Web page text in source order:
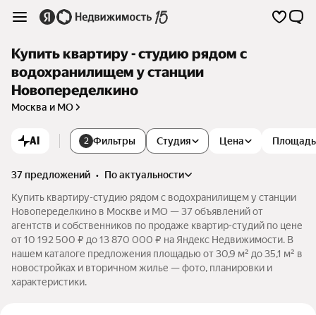
Купить квартиру - студию рядом с
водохранилищем у станции
Новопеределкино
Москва и МО
AI 2 Фильтры Студия Цена Площадь
37 предложений •
по актуальности
Купить квартиру-студию рядом с водохранилищем у станции
Новопеределкино в Москве и МО — 37 объявлений от
агентств и собственников по продаже квартир-студий по цене
от 10 192 500 ₽ до 13 870 000 ₽ на Яндекс Недвижимости. В
нашем каталоге предложения площадью от 30,9 м² до 35,1 м² в
новостройках и вторичном жилье — фото, планировки и
характеристики.